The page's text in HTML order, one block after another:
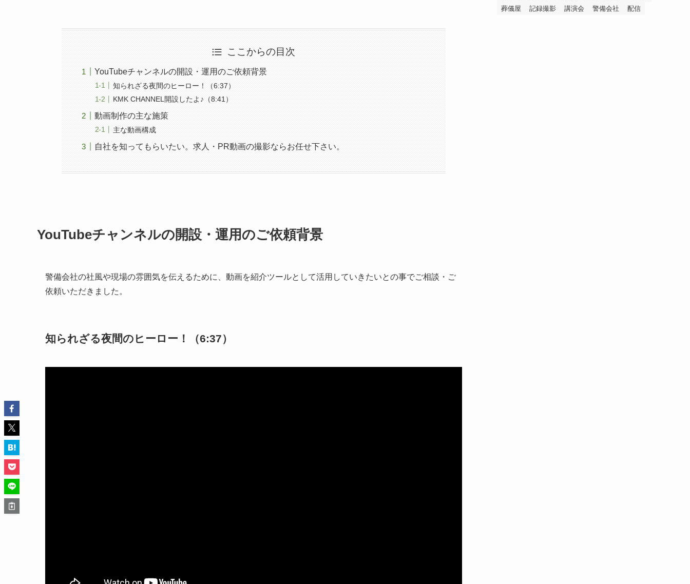
ここからの目次
YouTubeチャンネルの開設・運用のご依頼背景
知られざる夜間のヒーロー！（6:37）
KMK CHANNEL開設したよ♪（8:41）
動画制作の主な施策
主な動画構成
自社を知ってもらいたい。求人・PR動画の撮影ならお任せ下さい。
YouTubeチャンネルの開設・運用のご依頼背景
警備会社の社風や現場の雰囲気を伝えるために、動画を紹介ツールとして活用していきたいとの事でご相談・ご
依頼いただきました。
知られざる夜間のヒーロー！（6:37）
葬儀屋
記録撮影 講演会 警備会社 配信